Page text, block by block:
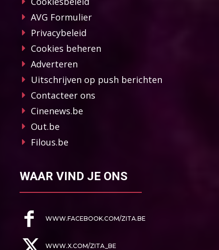
AVG Formulier
Privacybeleid
Cookies beheren
Adverteren
Uitschrijven op push berichten
Contacteer ons
Cinenews.be
Out.be
Filous.be
WAAR VIND JE ONS
WWW.FACEBOOK.COM/ZITA.BE
WWW.X.COM/ZITA_BE